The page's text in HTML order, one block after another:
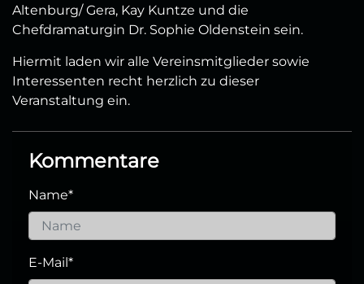
Altenburg/ Gera, Kay Kuntze und die
Chefdramaturgin Dr. Sophie Oldenstein sein.
Hiermit laden wir alle Vereinsmitglieder sowie
Interessenten recht herzlich zu dieser
Veranstaltung ein.
Kommentare
Name*
E-Mail*